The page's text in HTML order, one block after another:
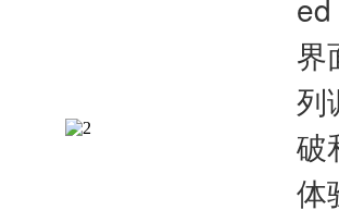
界
列
破
体